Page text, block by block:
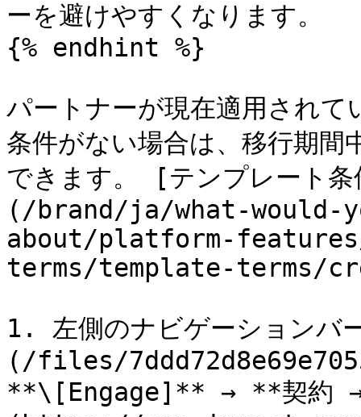
ーを避けやすくなります。
{% endhint %}
パートナーが現在適用され
条件がない場合は、移行期間
できます。 [テンプレート
(/brand/ja/what-
about/platform-
terms/template-terms/
1. 左側のナビゲーション
(/files/
**\[Engage]** → **契約